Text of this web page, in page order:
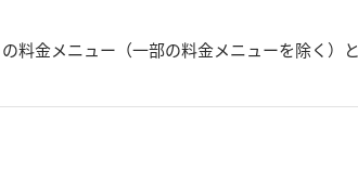
料金メニュー（一部の料金メニューを除く）と